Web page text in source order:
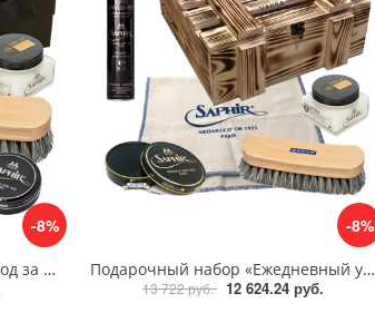
-8%
Набор Saphir medaille box, уход за кожей
-8%
Подарочный набор «Ежедневный уход за кожей» Saphir Medaille D'or
13 722 руб. 12 624.24 руб.